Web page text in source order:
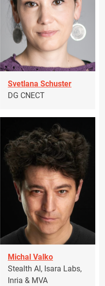
Svetlana Schuster
DG CNECT
Michal Valko
Stealth AI, Isara Labs,
Inria & MVA